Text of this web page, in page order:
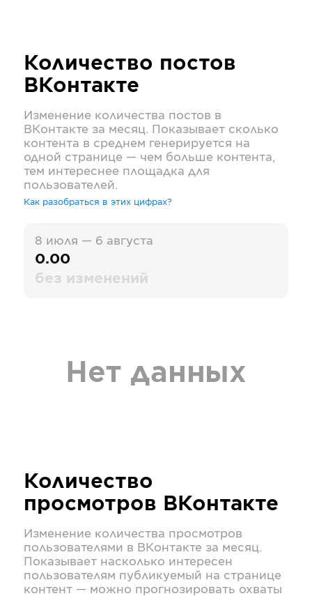
Количество постов
ВКонтакте
Изменение количества постов в
ВКонтакте за месяц. Показывает сколько
контента в среднем генерируется на
одной странице — чем больше контента,
тем интереснее площадка для
пользователей.
Как разобраться в этих цифрах?
8 июля — 6 августа
0.00
без изменений
Нет данных
Количество
просмотров ВКонтакте
Изменение количества просмотров
пользователями в ВКонтакте за месяц.
Показывает насколько интересен
пользователям публикуемый на странице
контент — можно прогнозировать охваты